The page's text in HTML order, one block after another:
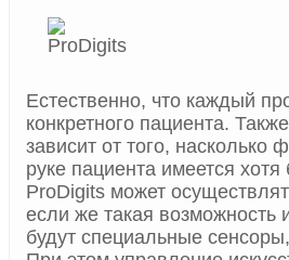
Естественно, что каждый
конкретного пациента.
зависит от того, насколько
руке пациента имеется
ProDigits может
если же такая возможность
будут специальные